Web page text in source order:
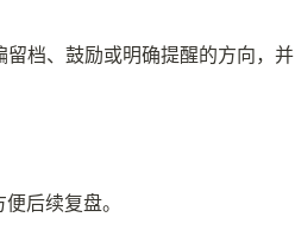
留档、鼓励或明确提醒的方向，并
后续复盘。